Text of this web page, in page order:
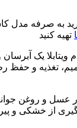
به صرفه مدل
تهیه کنید
ویتابلا یک
تغذیه و
عسل و روغن
از خشکی و